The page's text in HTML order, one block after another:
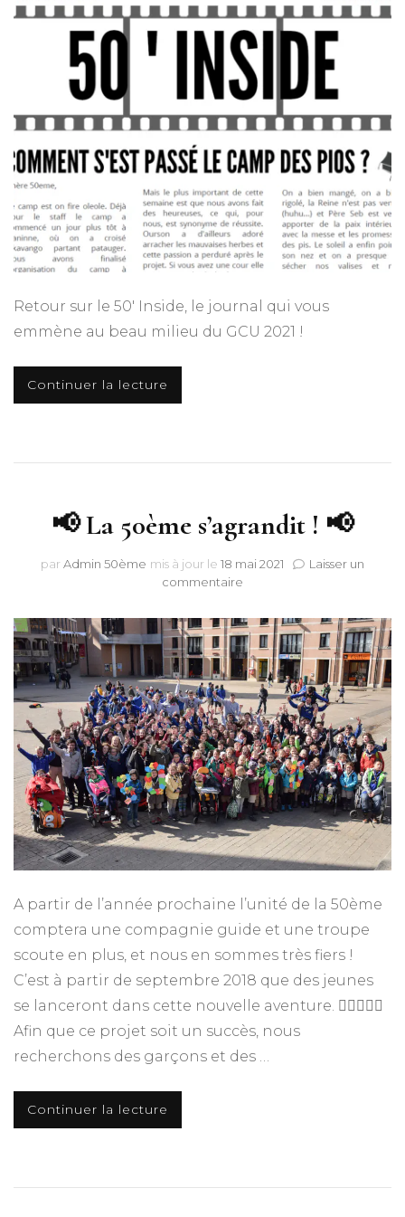
GCU
Retour sur le 50′ Inside, le journal qui vous
emmène au beau milieu du GCU 2021 !
Continuer la lecture
📢 La 50ème s’agrandit ! 📢
par Admin 50ème mis à jour le 18 mai 2021
Laisser un
commentaire
La
50ème
s’agrandit
!
📢
A partir de l’année prochaine l’unité de la 50ème
comptera une compagnie guide et une troupe
scoute en plus, et nous en sommes très fiers !
C’est à partir de septembre 2018 que des jeunes
se lanceront dans cette nouvelle aventure. 🏃🏼‍♂️🏃‍♀️
Afin que ce projet soit un succès, nous
recherchons des garçons et des …
Continuer la lecture